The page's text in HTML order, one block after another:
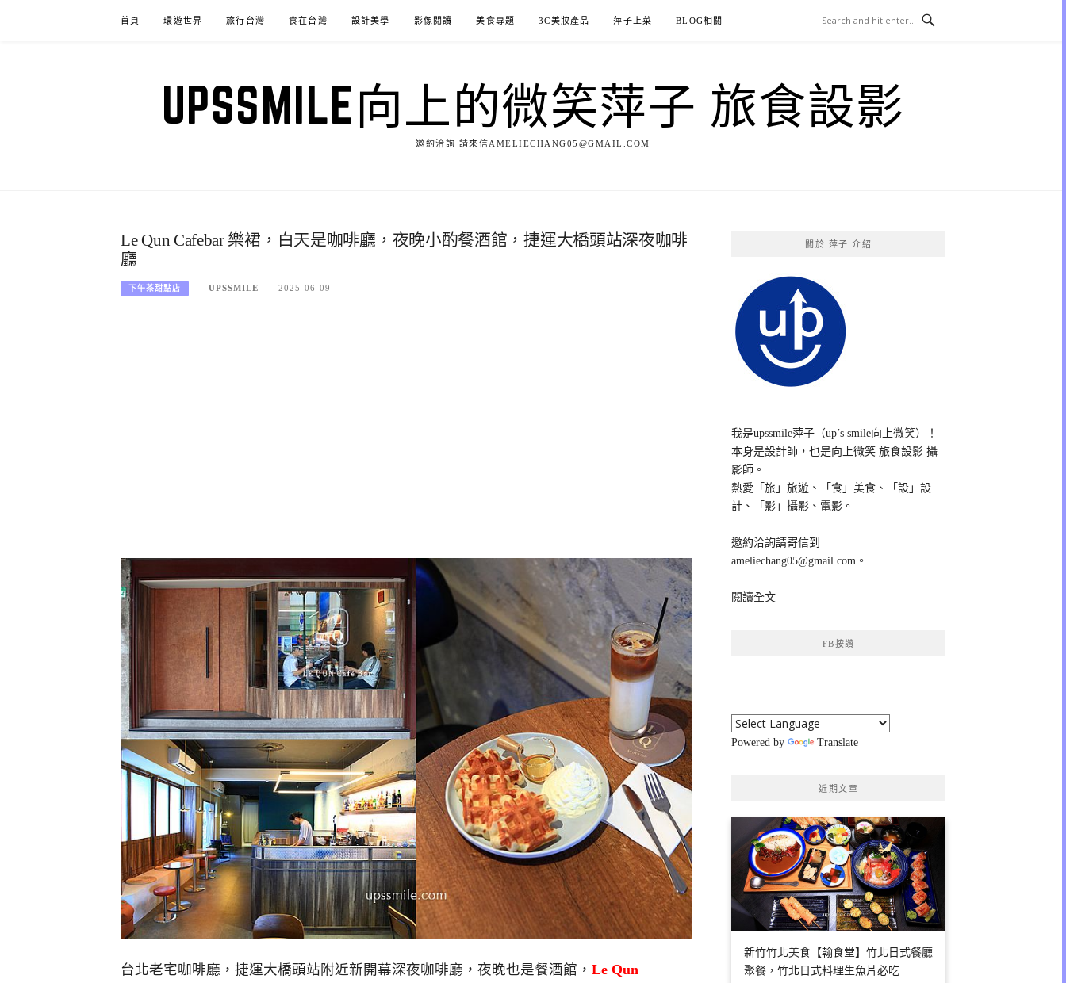
首頁 環遊世界 旅行台灣 食在台灣 設計美學 影像閱讀 美食專題 3C美妝產品 萍子上菜 BLOG相關
UPSSMILE向上的微笑萍子 旅食設影
邀約洽詢 請來信AMELIECHANG05@GMAIL.COM
Le Qun Cafebar 樂裙，白天是咖啡廳，夜晚小酌餐酒館，捷運大橋頭站深夜咖啡
廳
下午茶甜點店 UPSSMILE 2025-06-09
台北老宅咖啡廳，捷運大橋頭站附近新開幕深夜咖啡廳，夜晚也是餐酒館， Le Qun
關於 萍子 介紹
我是upssmile萍子（up’s smile向上微笑）！
本身是設計師，也是向上微笑 旅食設影 攝
影師。
熱愛「旅」旅遊、「食」美食、「設」設
計、「影」攝影、電影。
邀約洽詢請寄信到
ameliechang05@gmail.com。
閱讀全文
FB按讚
Powered by Translate
近期文章
新竹竹北美食【翰食堂】竹北日式餐廳
聚餐，竹北日式料理生魚片必吃